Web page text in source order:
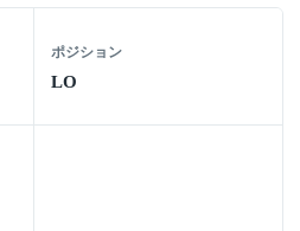
ポジション
LO